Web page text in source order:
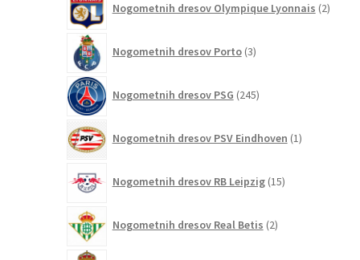
Nogometnih dresov Olympique Lyonnais 2izdelka
Nogometnih dresov Porto 3izdelki
Nogometnih dresov PSG 245izdelkov
Nogometnih dresov PSV Eindhoven 1izdelek
Nogometnih dresov RB Leipzig 15izdelkov
Nogometnih dresov Real Betis 2izdelka